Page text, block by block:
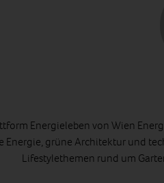
Energieleben von Wien
Energie, grüne Architektur und
Lifestylethemen rund um